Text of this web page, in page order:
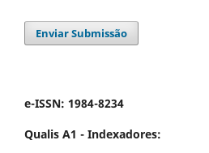
Enviar Submissão
e-ISSN: 1984-8234
Qualis A1 - Indexadores: